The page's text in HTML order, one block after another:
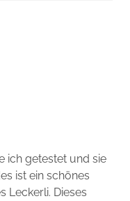
ich getestet und sie
ist ein schönes
Leckerli. Dieses